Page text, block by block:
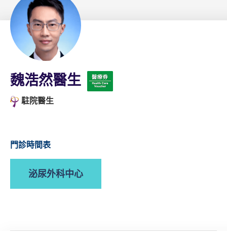
魏浩然醫生
駐院醫生
門診時間表
泌尿外科中心